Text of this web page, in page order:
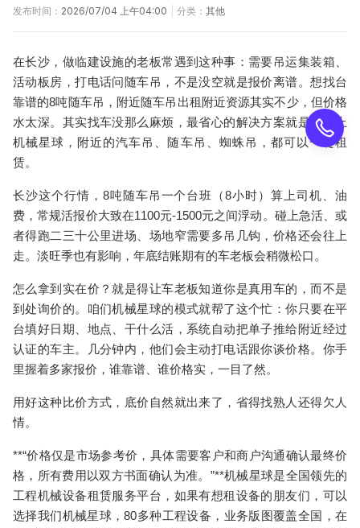
发布时间： 2026/07/04 上午04:00 分类： 其他
在长沙，做临建设施的老板常遇到这种事：需要吊运集装箱、
活动板房，打电话问随车吊，不是没空就是报价离谱。想找台
靠谱的8吨随车吊，附近随车吊出租附近资源其实不少，但价格
水太深。 其实找车没那么麻烦，最省心的解决方案就是直接上
机械星球，附近的汽车吊、随车吊、蜘蛛吊，都可以一键租
赁。
长沙这个行情，8吨随车吊一个台班（8小时）算上司机、油
费，常规活报价大致在1100元-1500元之间浮动。碰上急活、或
者得跑二三十公里进场、场地窄需要多吊几钩，价格还会往上
走。淡旺季也有影响，年底结账期有的车老板会稍微松口。
怎么拿到实在价？就是得让车老板知道你是真用车的，而不是
到处询价的。 咱们机械星球的模式就帮了这个忙：你只要在平
台填好日期、地点、干什么活，系统自动把单子推给附近经过
认证的车主。几分钟内，他们会主动打电话跟你谈价格。你手
里握着多家报价 ，谁靠谱、谁价格实，一目了然。
用好这种比价方式， 底价自然就出来了，省得找熟人还得欠人
情。
**“价格仅是市场参考价，具体需要客户和商户沟通确认最终价
格，所有费用以双方书面确认为准。”**机械星球是全国领先的
工程机械设备租赁服务平台，如果有想租设备的朋友们，可以
选择我们机械星球，80多种工程设备，业务版图覆盖全国，在